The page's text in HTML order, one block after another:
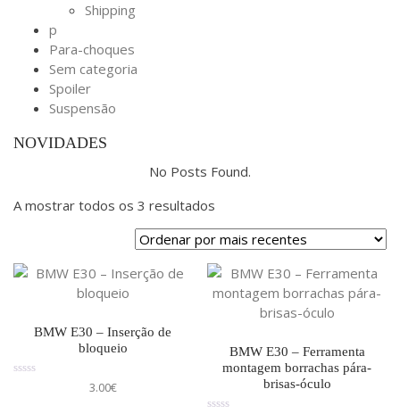
Shipping
p
Para-choques
Sem categoria
Spoiler
Suspensão
NOVIDADES
No Posts Found.
A mostrar todos os 3 resultados
por
mais
recentes
BMW E30 – Inserção de
bloqueio
3.00€
BMW E30 – Ferramenta
montagem borrachas pára-
brisas-óculo